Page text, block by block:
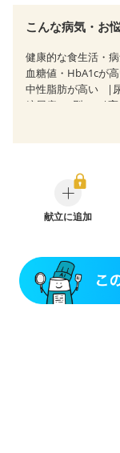
こんな病気・お
健康的な食生活・
血糖値・HbA1cが
中性脂肪が高い
糖尿病（2型）
CKD（ステージ３b）
乳がん（ホルモン
乳がん治療を終え
大腸がん（放射線治
食欲がない
妊娠
妊婦健診・体重増
献立に追加